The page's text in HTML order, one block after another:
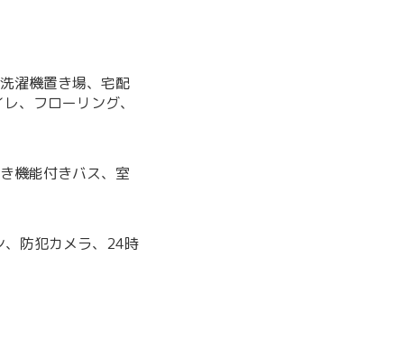
濯機置き場、宅配
、フローリング、
機能付きバス、室
、防犯カメラ、24時